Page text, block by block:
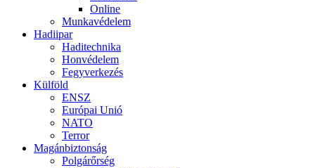
Online
Munkavédelem
Hadiipar
Haditechnika
Honvédelem
Fegyverkezés
Külföld
ENSZ
Európai Unió
NATO
Terror
Magánbiztonság
Polgárőrség